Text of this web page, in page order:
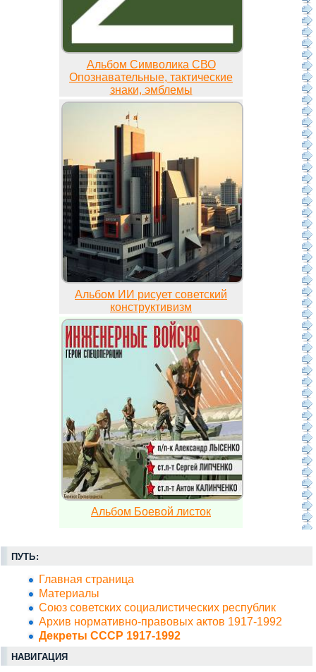
Альбом Символика СВО
Опознавательные, тактические
знаки, эмблемы
Альбом ИИ рисует советский
конструктивизм
Альбом Боевой листок
ПУТЬ:
Главная страница
Материалы
Союз советских социалистических республик
Архив нормативно-правовых актов 1917-1992
Декреты СССР 1917-1992
НАВИГАЦИЯ